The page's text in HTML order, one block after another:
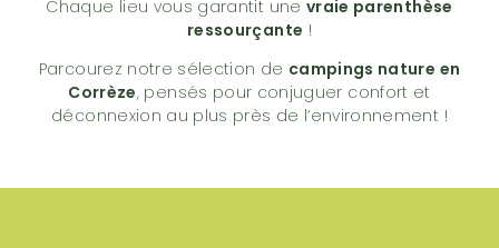
Chaque lieu vous garantit une vraie parenthèse
ressourçante !
Parcourez notre sélection de campings nature en
Corrèze, pensés pour conjuguer confort et
déconnexion au plus près de l’environnement !